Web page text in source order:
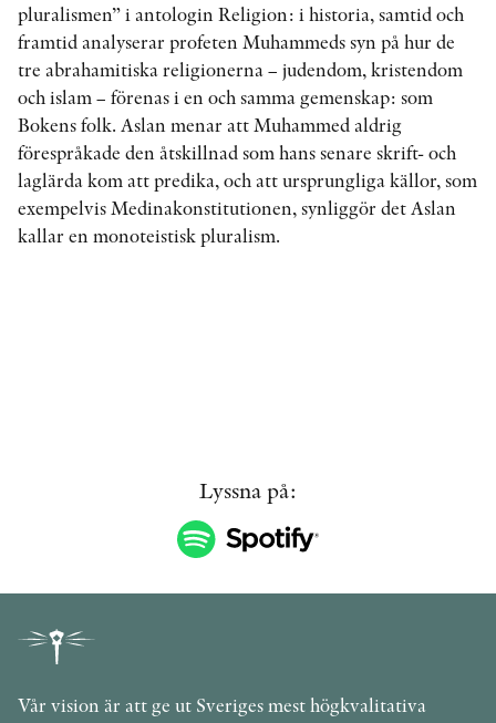
PRESSKONTAKT
PEER REVIEW-PROCESSEN
pluralismen” i antologin Religion: i historia, samtid och
framtid analyserar profeten Muhammeds syn på hur de
tre abrahamitiska religionerna – judendom, kristendom
och islam – förenas i en och samma gemenskap: som
Bokens folk. Aslan menar att Muhammed aldrig
förespråkade den åtskillnad som hans senare skrift- och
laglärda kom att predika, och att ursprungliga källor, som
exempelvis Medinakonstitutionen, synliggör det Aslan
kallar en monoteistisk pluralism.
Lyssna på:
Vår vision är att ge ut Sveriges mest högkvalitativa